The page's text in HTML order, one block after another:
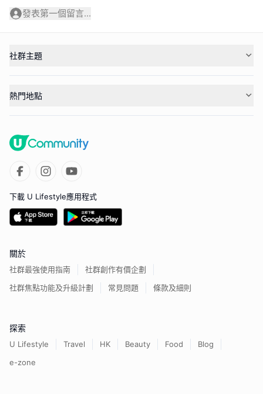
發表第一個留言...
社群主題
熱門地點
下載 U Lifestyle應用程式
關於
社群最強使用指南
社群創作有價企劃
社群焦點功能及升級計劃
常見問題 條款及細則
探索
U Lifestyle Travel HK Beauty Food
Blog
e-zone